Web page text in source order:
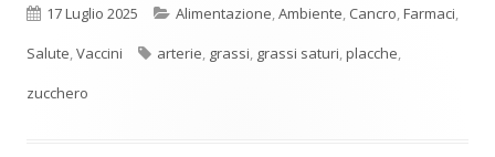
Pubblicato
17 Luglio 2025 Categorie
Alimentazione,Ambiente, Cancro,Farmaci,
Salute,Vaccini Tag
arterie, grassi, grassi saturi,placche,
zucchero